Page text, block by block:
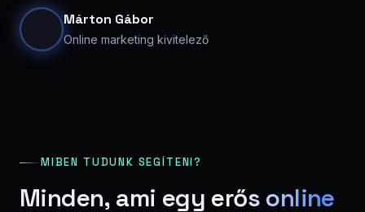
Márton Gábor
Online marketing kivitelező
MIBEN TUDUNK SEGÍTENI?
Minden, ami egy erős online